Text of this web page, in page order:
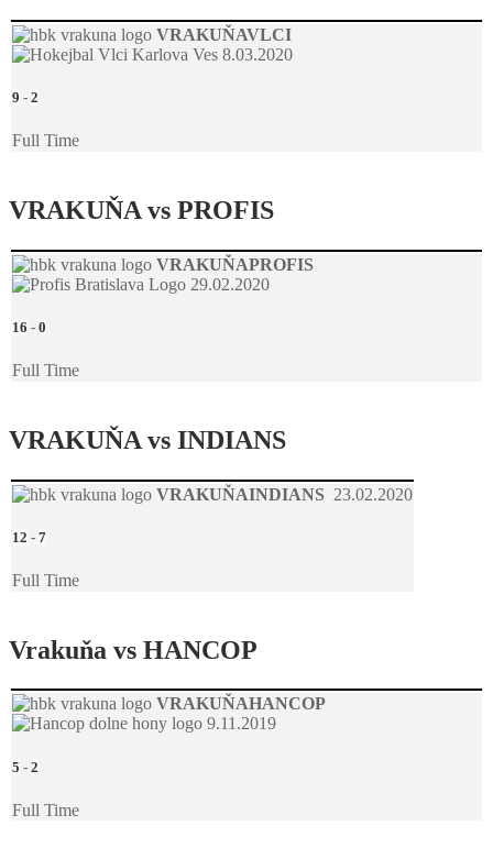
VRAKUŇAVLCI
8.03.2020
9 - 2
Full Time
VRAKUŇA vs PROFIS
VRAKUŇAPROFIS
29.02.2020
16 - 0
Full Time
VRAKUŇA vs INDIANS
VRAKUŇAINDIANS 23.02.2020
12 - 7
Full Time
Vrakuňa vs HANCOP
VRAKUŇAHANCOP
9.11.2019
5 - 2
Full Time